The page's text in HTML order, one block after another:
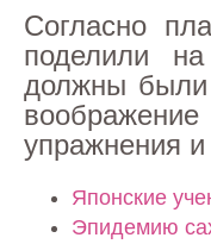
Согласно
поделили
должны были
упражнения
Японские
Эпидемию